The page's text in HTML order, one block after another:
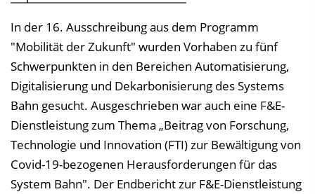
In der 16. Ausschreibung aus dem Programm
"Mobilität der Zukunft" wurden Vorhaben zu fünf
Schwerpunkten in den Bereichen Automatisierung,
Digitalisierung und Dekarbonisierung des Systems
Bahn gesucht. Ausgeschrieben war auch eine F&E-
Dienstleistung zum Thema „Beitrag von Forschung,
Technologie und Innovation (FTI) zur Bewältigung von
Covid-19-bezogenen Herausforderungen für das
System Bahn". Der Endbericht zur F&E-Dienstleistung